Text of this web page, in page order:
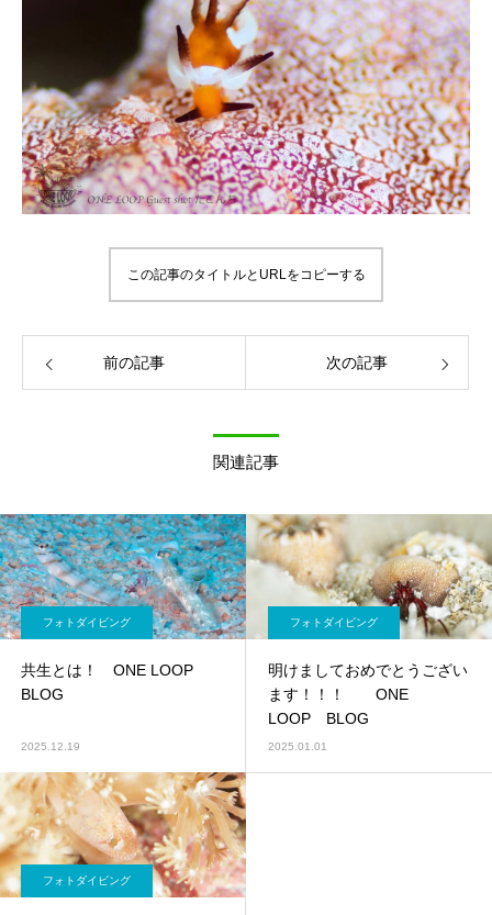
この記事のタイトルとURLをコピーする
前の記事 次の記事
関連記事
フォトダイビング
共生とは！ ONE LOOP
BLOG
2025.12.19
フォトダイビング
明けましておめでとうござい
ます！！！ ONE
LOOP BLOG
2025.01.01
フォトダイビング